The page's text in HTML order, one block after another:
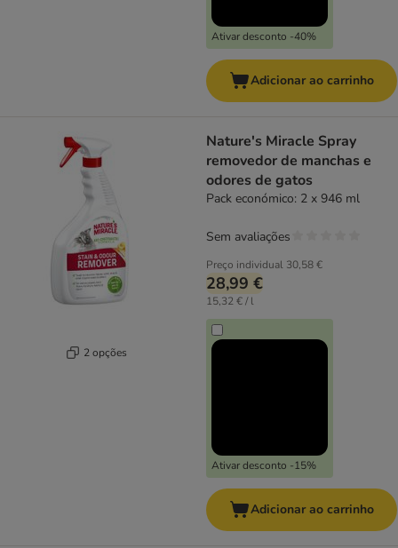
Ativar desconto -40%
Adicionar ao carrinho
2 opções
Nature's Miracle Spray
removedor de manchas e
odores de gatos
Pack económico: 2 x 946 ml
Preço individual 30,58 €
28,99 €
15,32 € / l
Ativar desconto -15%
Sem avaliações
Adicionar ao carrinho